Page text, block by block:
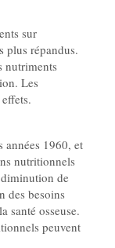
sur
plus répandus.
nutriments
Les
1960, et
nutritionnels
de
des besoins
santé osseuse.
peuvent